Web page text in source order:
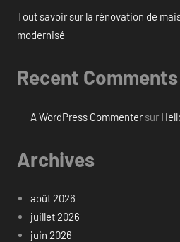
Tout savoir sur la rénovation de
modernisé
Recent Comments
A WordPress Commentersur
Archives
août 2026
juillet 2026
juin 2026